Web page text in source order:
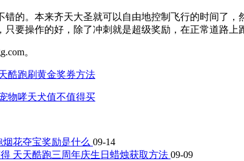
。本来齐天大圣就可以自由地控制飞行的时间了，
要操作的好，除了冲刺就是超级奖励，在正常道路
。
酷跑刷黄金奖券方法
物哮天犬值不值得买
花夺宝奖励是什么 09-14
天天酷跑三周年庆生日蜡烛获取方法 09-09